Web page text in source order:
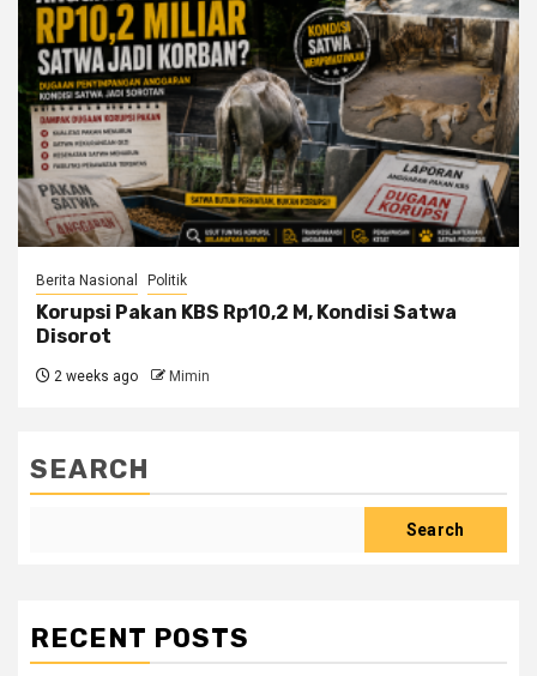
Berita Nasional Politik
Korupsi Pakan KBS Rp10,2 M, Kondisi Satwa
Disorot
2 weeks ago Mimin
SEARCH
Search
RECENT POSTS